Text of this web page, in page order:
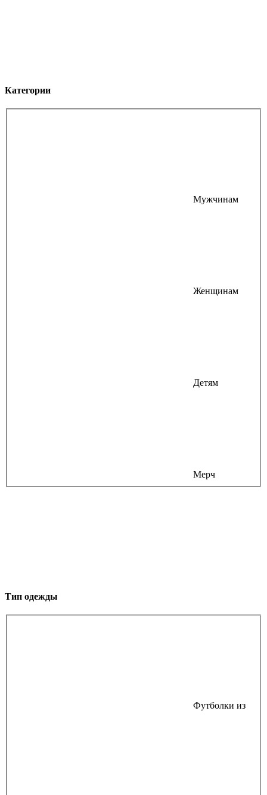
Категории
Мужчинам
Женщинам
Детям
Мерч
Тип одежды
Футболки из